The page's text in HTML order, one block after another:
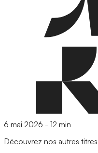
6 mai 2026 - 12 min
Découvrez nos autres titres